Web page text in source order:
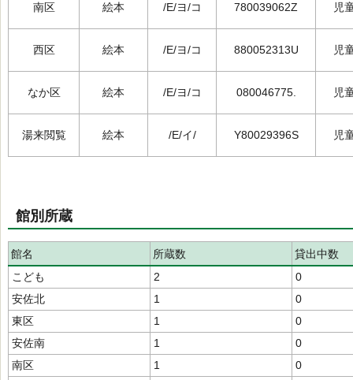
南区 絵本 /E/ヨ/コ 780039062Z 児
西区 絵本 /E/ヨ/コ 880052313U 児
なか区 絵本 /E/ヨ/コ 080046775. 児
湯来閲覧 絵本 /E/イ/ Y80029396S 児
館別所蔵
館名 所蔵数
貸出中数
こども
2
0
安佐北
1
0
東区
1
0
安佐南
1
0
南区
1
0